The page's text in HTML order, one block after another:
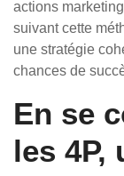
actions
suivant cette
une stratégie
chances de
En se
les 4P,